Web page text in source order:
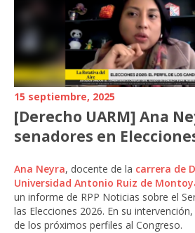
15 septiembre, 2025
[Derecho UARM] Ana
senadores en
Ana Neyra, docente de la carrera de
Universidad Antonio Ruiz de
un informe de RPP Noticias sobre el
las Elecciones 2026. En su
de los próximos perfiles al Congreso.